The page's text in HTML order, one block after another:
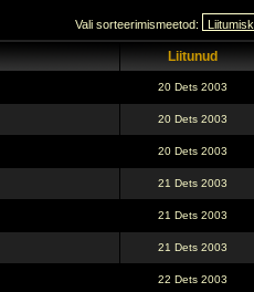
Vali sorteerimismeetod:
Liitunud
20 Dets 2003
20 Dets 2003
20 Dets 2003
21 Dets 2003
21 Dets 2003
21 Dets 2003
22 Dets 2003